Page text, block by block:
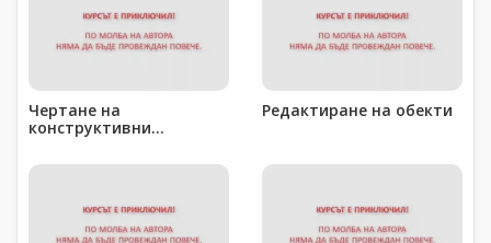
Чертане на
конструктивни
Редактиране на обекти